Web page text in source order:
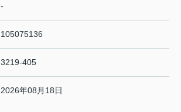
-
105075136
3219-405
2026年08月18日